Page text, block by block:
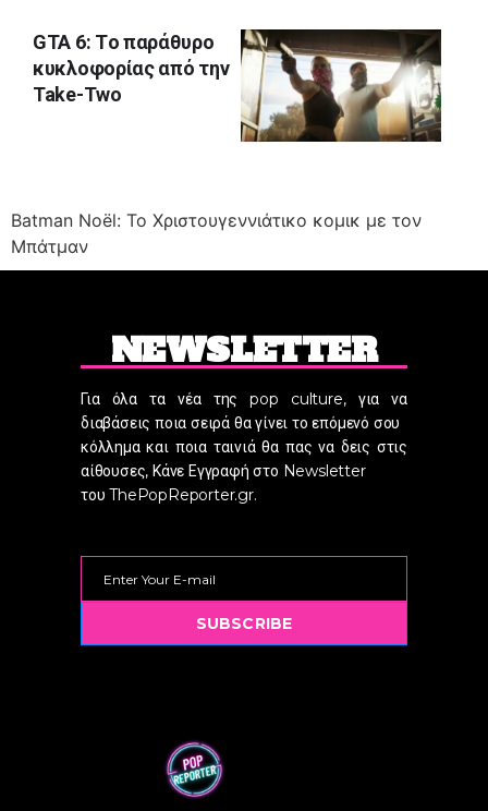
GTA 6: Tο παράθυρο
κυκλοφορίας από την
Take-Two
Batman Noël: Το Χριστουγεννιάτικο κομικ με τον
Μπάτμαν
NEWSLETTER
Για όλα τα νέα της pop culture, για να
διαβάσεις ποια σειρά θα γίνει το επόμενό σου
κόλλημα και ποια ταινιά θα πας να δεις στις
αίθουσες, Κάνε Εγγραφή στο Newsletter
του ThePopReporter.gr.
SUBSCRIBE